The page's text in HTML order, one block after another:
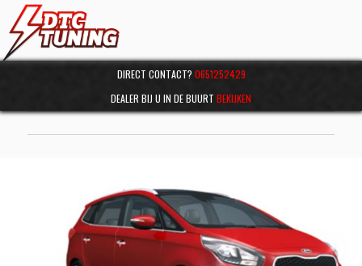
DIRECT CONTACT? 0651252429
DEALER BIJ U IN DE BUURT BEKIJKEN